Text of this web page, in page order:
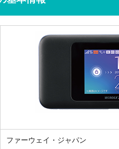
ファーウェイ・ジャパン